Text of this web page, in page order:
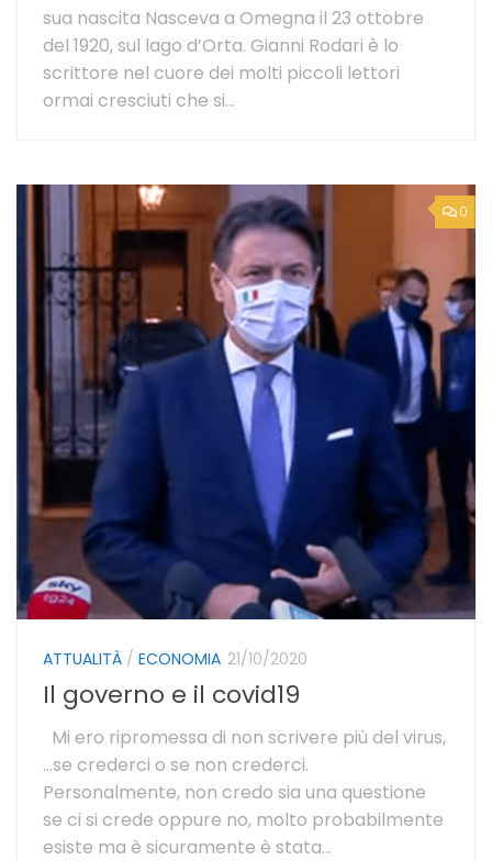
sua nascita Nasceva a Omegna il 23 ottobre
del 1920, sul lago d’Orta. Gianni Rodari è lo
scrittore nel cuore dei molti piccoli lettori
ormai cresciuti che si...
0
ATTUALITÀ / ECONOMIA 21/10/2020
Il governo e il covid19
Mi ero ripromessa di non scrivere più del virus,
…se crederci o se non crederci.
Personalmente, non credo sia una questione
se ci si crede oppure no, molto probabilmente
esiste ma è sicuramente è stata...